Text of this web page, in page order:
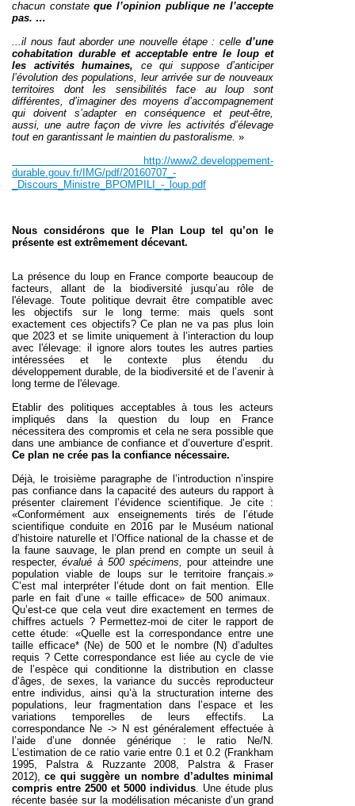
chacun constateque l’opinion publique ne l’accepte
pas. …
...il nous faut aborder une nouvelle étape : celle d’une
cohabitation durable et acceptable entre le loup et
les activités humaines, ce qui suppose d’anticiper
l’évolution des populations, leur arrivée sur de nouveaux
territoires dont les sensibilités face au loup sont
différentes, d’imaginer des moyens d’accompagnement
qui doivent s’adapter en conséquence et peut-être,
aussi, une autre façon de vivre les activités d’élevage
tout en garantissant le maintien du pastoralisme. »
http://www2.developpement-
durable.gouv.fr/IMG/pdf/20160707_-
_Discours_Ministre_BPOMPILI_-_loup.pdf
Nous considérons que le Plan Loup tel qu’on le
présente est extrêmement décevant.
La présence du loup en France comporte beaucoup de
facteurs, allant de la biodiversité jusqu’au rôle de
l'élevage. Toute politique devrait être compatible avec
les objectifs sur le long terme: mais quels sont
exactement ces objectifs? Ce plan ne va pas plus loin
que 2023 et se limite uniquement à l’interaction du loup
avec l'élevage: il ignore alors toutes les autres parties
intéressées et le contexte plus étendu du
développement durable, de la biodiversité et de l’avenir à
long terme de l'élevage.
Etablir des politiques acceptables à tous les acteurs
impliqués dans la question du loup en France
nécessitera des compromis et cela ne sera possible que
dans une ambiance de confiance et d’ouverture d’esprit.
Ce plan ne crée pas la confiance nécessaire.
Déjà, le troisième paragraphe de l’introduction n’inspire
pas confiance dans la capacité des auteurs du rapport à
présenter clairement l’évidence scientifique. Je cite :
«Conformément aux enseignements tirés de l’étude
scientifique conduite en 2016 par le Muséum national
d’histoire naturelle et l’Office national de la chasse et de
la faune sauvage, le plan prend en compte un seuil à
respecter,évalué à 500 spécimens,pour atteindre une
population viable de loups sur le territoire français.»
C’est mal interpréter l’étude dont on fait mention. Elle
parle en fait d’une « taille efficace» de 500 animaux.
Qu’est-ce que cela veut dire exactement en termes de
chiffres actuels ? Permettez-moi de citer le rapport de
cette étude: «Quelle est la correspondance entre une
taille efficace* (Ne) de 500 et le nombre (N) d’adultes
requis ? Cette correspondance est liée au cycle de vie
de l’espèce qui conditionne la distribution en classe
d’âges, de sexes, la variance du succès reproducteur
entre individus, ainsi qu’à la structuration interne des
populations, leur fragmentation dans l’espace et les
variations temporelles de leurs effectifs. La
correspondance Ne -> N est généralement effectuée à
l’aide d’une donnée générique : le ratio Ne/N.
L’estimation de ce ratio varie entre 0.1 et 0.2 (Frankham
1995, Palstra & Ruzzante 2008, Palstra & Fraser
2012),ce qui suggère unnombre d’adultes minimal
compris entre 2500 et 5000 individus. Une étude plus
récente basée sur la modélisation mécaniste d’un grand